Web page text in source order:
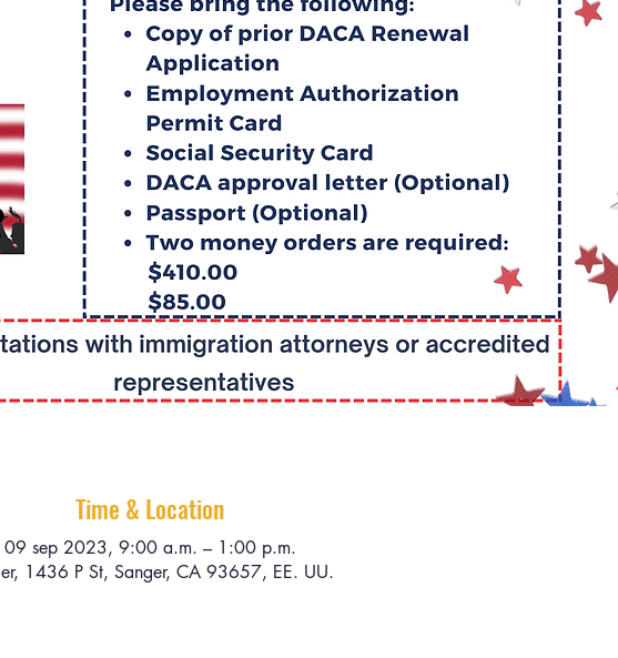
Time & Location
09 sep 2023, 9:00 a.m. – 1:00 p.m.
1436 P St, Sanger, CA 93657, EE. UU.